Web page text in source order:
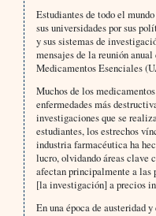
Estudiantes de todo el
sus universidades por sus
y sus sistemas de
mensajes de la reunión
Medicamentos Esenciales
Muchos de los
enfermedades más
investigaciones que se
estudiantes, los estrechos
industria farmacéutica ha
lucro, olvidando áreas clave
afectan principalmente a las
[la investigación] a precios
En una época de austeridad